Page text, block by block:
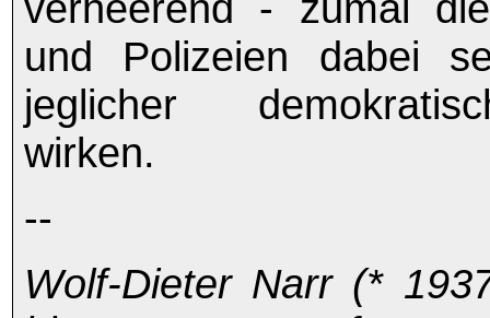
und Polizeien dabei
jeglicher
wirken.
--
Wolf-Dieter Narr (*